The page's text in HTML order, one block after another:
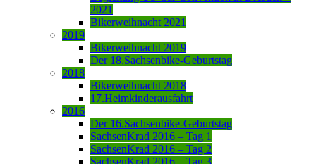
2021
Bikerweihnacht 2021
2019
Bikerweihnacht 2019
Der 18.Sachsenbike-Geburtstag
2018
Bikerweihnacht 2018
17.Heimkinderausfahrt
2016
Der 16.Sachsenbike-Geburtstag
SachsenKrad 2016 – Tag 1
SachsenKrad 2016 – Tag 2
SachsenKrad 2016 – Tag 3